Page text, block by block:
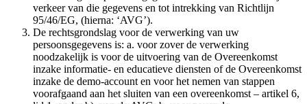
verkeer van die gegevens en tot intrekking van Richtlijn
95/46/EG, (hierna: ‘AVG’).
De rechtsgrondslag voor de verwerking van uw
persoonsgegevens is: a. voor zover de verwerking
noodzakelijk is voor de uitvoering van de Overeenkomst
inzake informatie- en educatieve diensten of de Overeenkomst
inzake de demo-account en voor het nemen van stappen
voorafgaand aan het sluiten van een overeenkomst – artikel 6,